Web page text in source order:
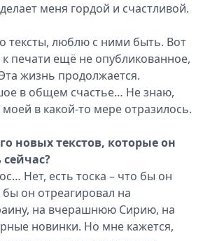
меня гордой и счастливой.
тексты, люблю с ними быть. Вот
к печати ещё не опубликованное,
жизнь продолжается.
в общем счастье… Не знаю,
в какой-то мере отразилось.
новых текстов, которые он
Нет, есть тоска – что бы он
бы он отреагировал на
на вчерашнюю Сирию, на
новинки. Но мне кажется,